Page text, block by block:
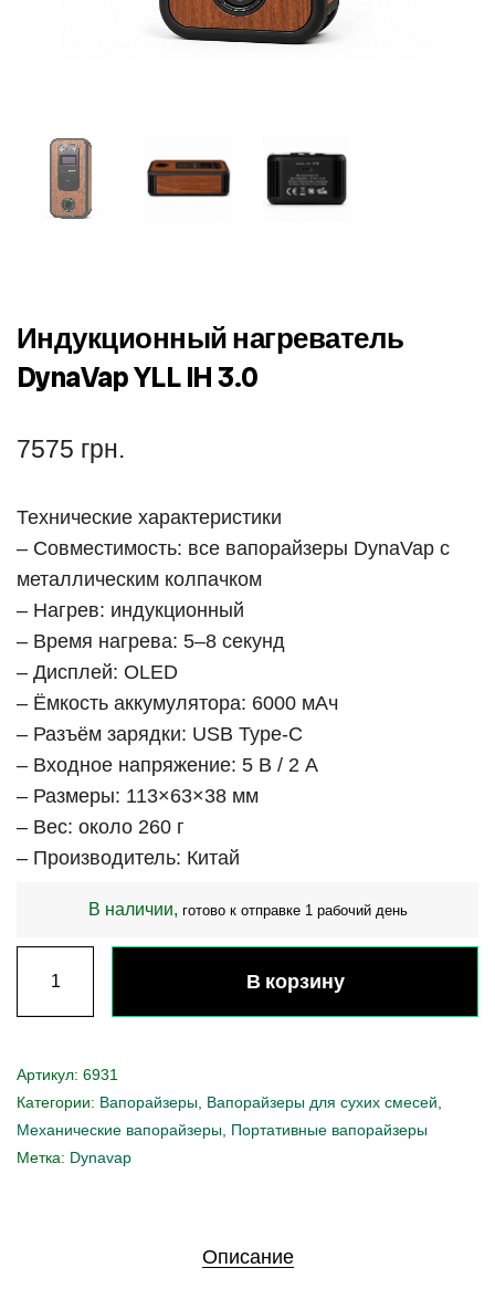
Индукционный нагреватель
DynaVap YLL IH 3.0
7575 грн.
Технические характеристики
– Совместимость: все вапорайзеры DynaVap с
металлическим колпачком
– Нагрев: индукционный
– Время нагрева: 5–8 секунд
– Дисплей: OLED
– Ёмкость аккумулятора: 6000 мАч
– Разъём зарядки: USB Type-C
– Входное напряжение: 5 В / 2 А
– Размеры: 113×63×38 мм
– Вес: около 260 г
– Производитель: Китай
В наличии, готово к отправке 1 рабочий день
В корзину
Артикул: 6931
Категории: Вапорайзеры Вапорайзеры для сухих смесей
Механические вапорайзеры Портативные вапорайзеры
Метка: Dynavap
Описание